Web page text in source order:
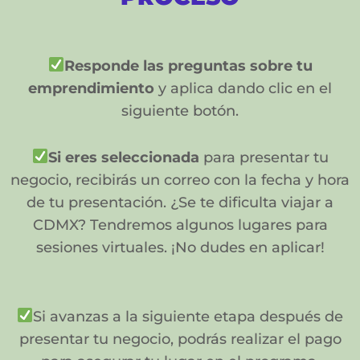
Responde las preguntas sobre tu
emprendimiento y aplica dando clic en el
siguiente botón.
Si eres seleccionada para presentar tu
negocio, recibirás un correo con la fecha y hora
de tu presentación. ¿Se te dificulta viajar a
CDMX? Tendremos algunos lugares para
sesiones virtuales. ¡No dudes en aplicar!
Si avanzas a la siguiente etapa después de
presentar tu negocio, podrás realizar el pago